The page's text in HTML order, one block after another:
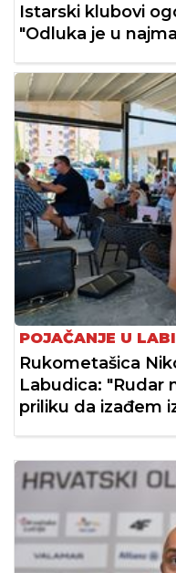
Istarski klubovi
"Odluka je u
POJAČANJE U
Rukometašica
Labudica: "Rudar
priliku da izađem